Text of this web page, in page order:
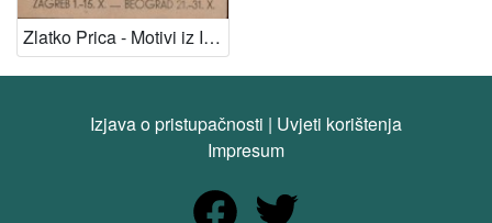
Zlatko Prica - Motivi iz Indije
Izjava o pristupačnosti | Uvjeti korištenja
Impresum